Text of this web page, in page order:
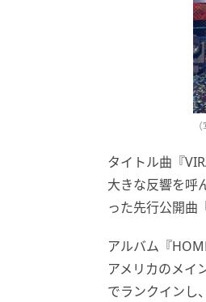
タイトル曲『
大きな反響を呼
った先行公開曲
アルバム『
アメリカのメイ
でランクインし